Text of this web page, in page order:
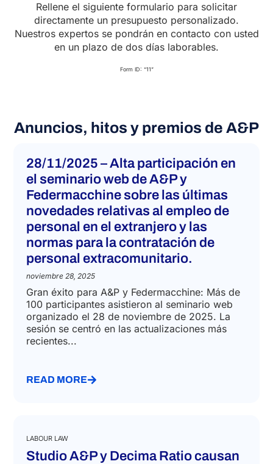
Rellene el siguiente formulario para solicitar
directamente un presupuesto personalizado.
Nuestros expertos se pondrán en contacto con usted
en un plazo de dos días laborables.
Form ID: “11”
Anuncios, hitos y premios de A&P
28/11/2025 – Alta participación en
el seminario web de A&P y
Federmacchine sobre las últimas
novedades relativas al empleo de
personal en el extranjero y las
normas para la contratación de
personal extracomunitario.
noviembre 28, 2025
Gran éxito para A&P y Federmacchine: Más de
100 participantes asistieron al seminario web
organizado el 28 de noviembre de 2025. La
sesión se centró en las actualizaciones más
recientes...
READ MORE
LABOUR LAW
Studio A&P y Decima Ratio causan